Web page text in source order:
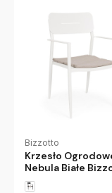
Bizzotto
Krzesło
Nebula Białe